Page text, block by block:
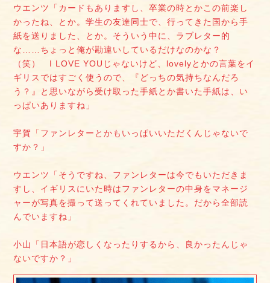
ウエンツ「カードもありますし、卒業の時とかこの前楽し
かったね、とか。学生の友達同士で、行ってきた国から手
紙を送りました、とか。そういう中に、ラブレター的
な……ちょっと俺が勘違いしているだけなのかな？
（笑） I LOVE YOUじゃないけど、lovelyとかの言葉をイ
ギリスではすごく使うので、『どっちの気持ちなんだろ
う？』と思いながら受け取った手紙とか書いた手紙は、い
っぱいありますね」
宇賀「ファンレターとかもいっぱいいただくんじゃないで
すか？」
ウエンツ「そうですね、ファンレターは今でもいただきま
すし、イギリスにいた時はファンレターの中身をマネージ
ャーが写真を撮って送ってくれていました。だから全部読
んでいますね」
小山「日本語が恋しくなったりするから、良かったんじゃ
ないですか？」